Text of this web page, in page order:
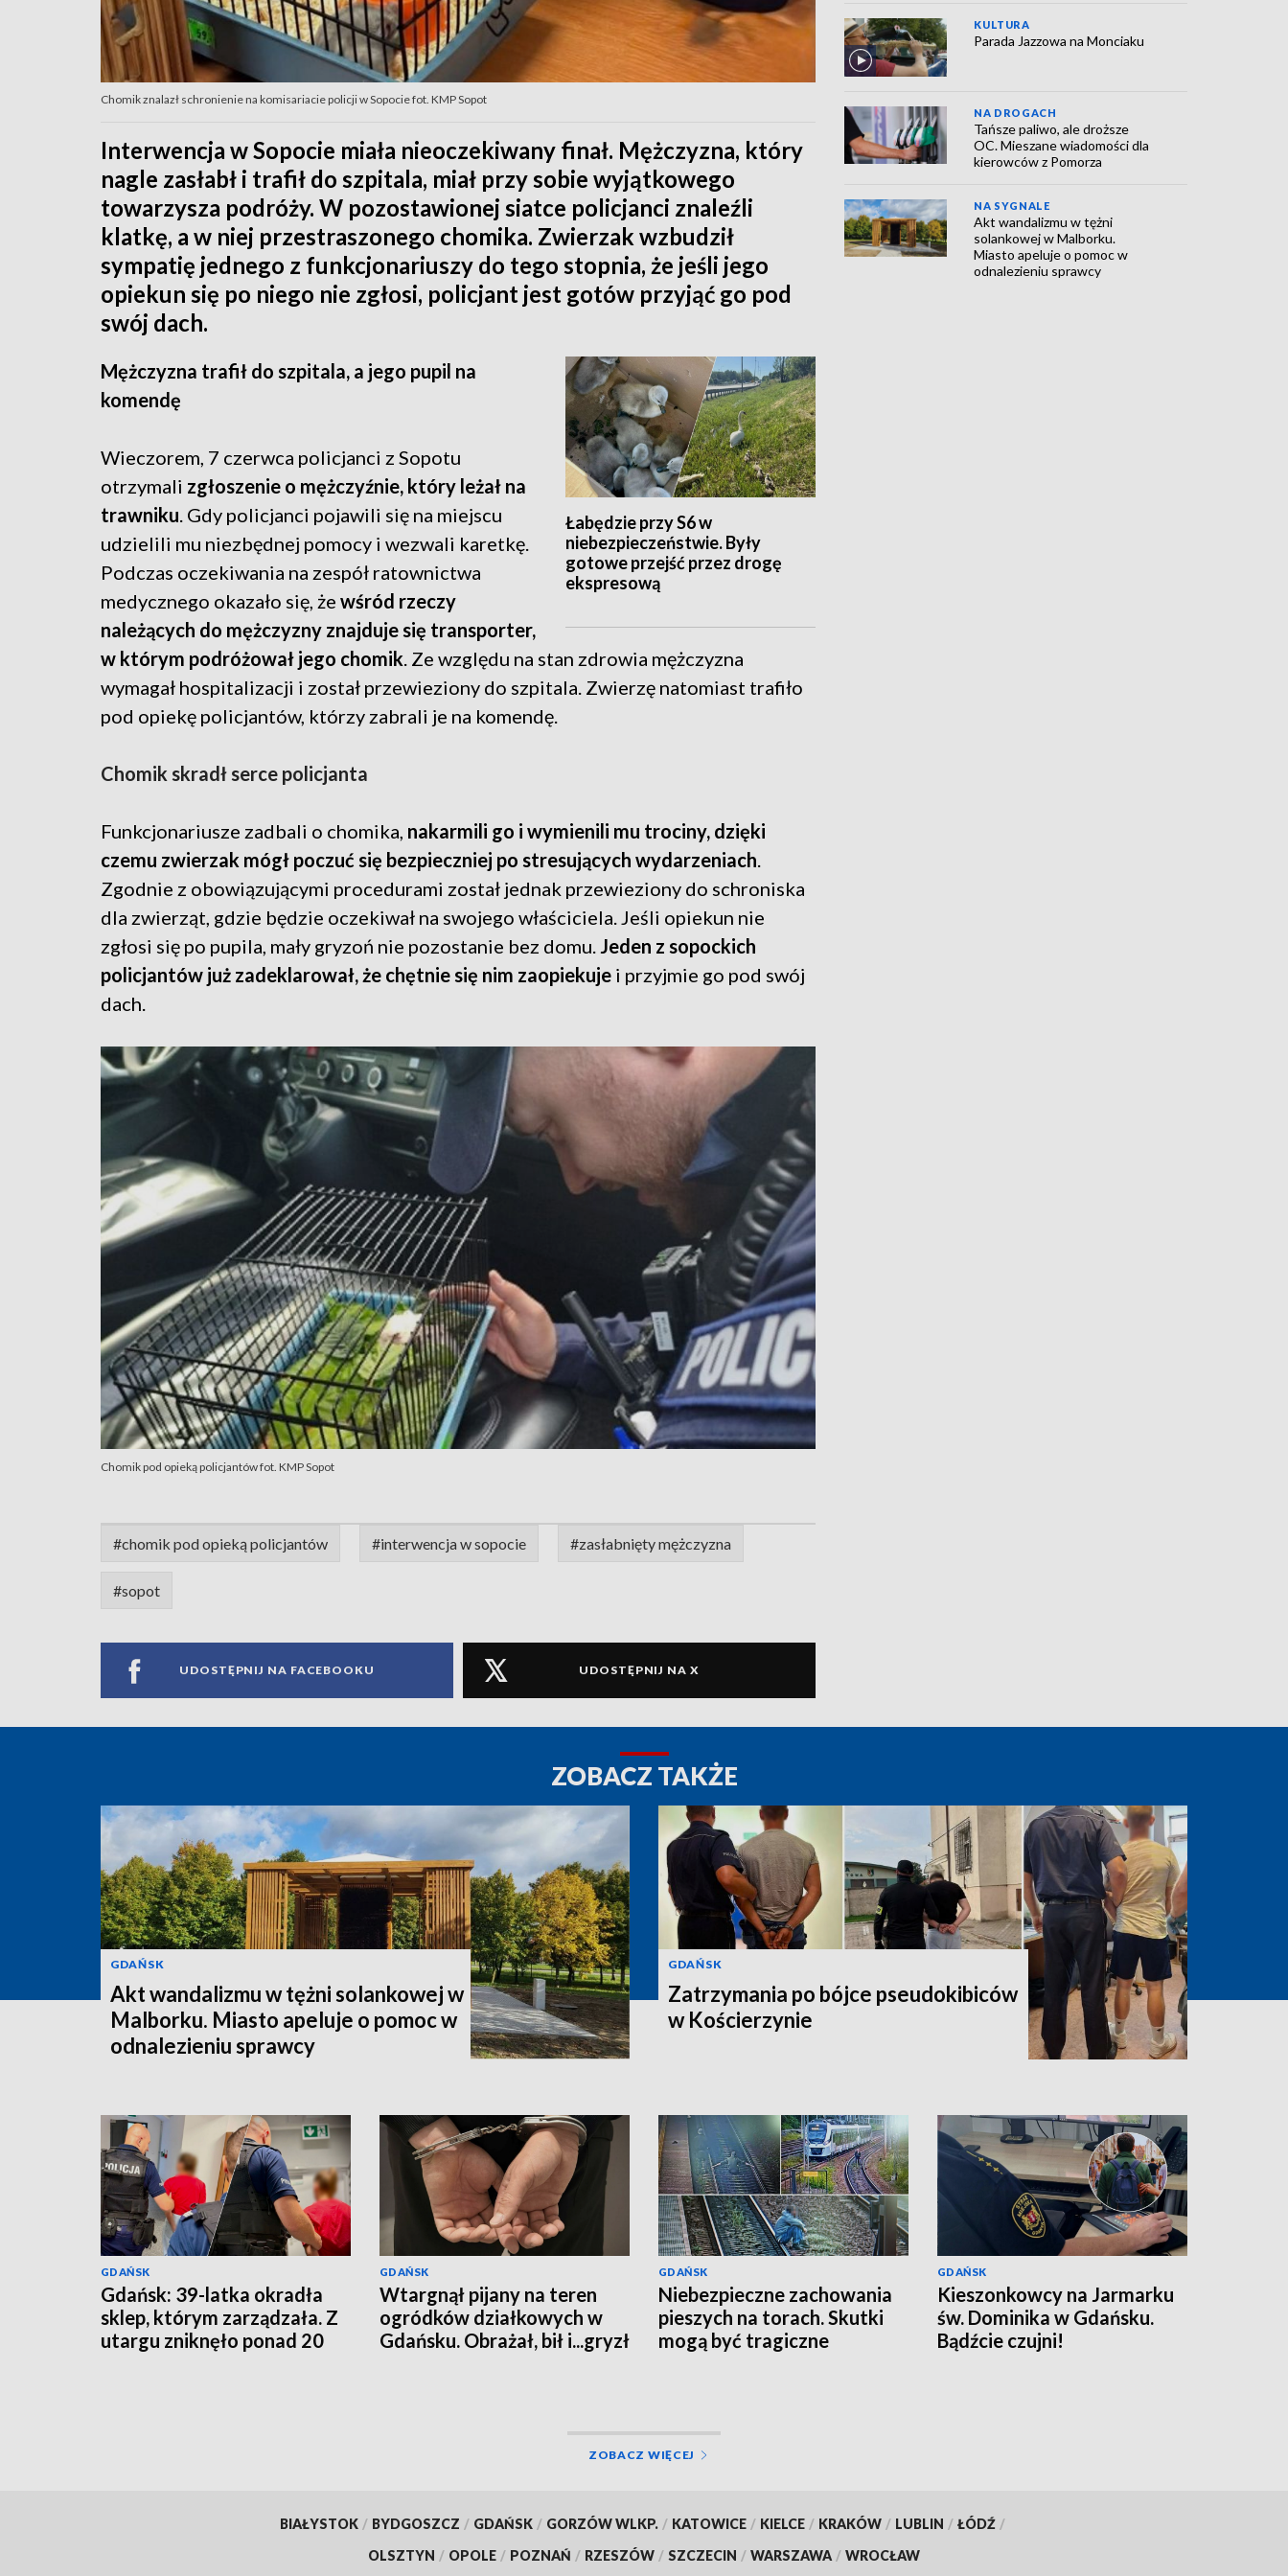
Chomik znalazł schronienie na komisariacie policji w Sopocie fot. KMP Sopot
Interwencja w Sopocie miała nieoczekiwany finał. Mężczyzna, który
nagle zasłabł i trafił do szpitala, miał przy sobie wyjątkowego
towarzysza podróży. W pozostawionej siatce policjanci znaleźli
klatkę, a w niej przestraszonego chomika. Zwierzak wzbudził
sympatię jednego z funkcjonariuszy do tego stopnia, że jeśli jego
opiekun się po niego nie zgłosi, policjant jest gotów przyjąć go pod
swój dach.
Łabędzie przy S6 w
niebezpieczeństwie. Były
gotowe przejść przez drogę
ekspresową
Mężczyzna trafił do szpitala, a jego pupil na
komendę
Wieczorem, 7 czerwca policjanci z Sopotu
otrzymali zgłoszenie o mężczyźnie, który leżał na
trawniku. Gdy policjanci pojawili się na miejscu
udzielili mu niezbędnej pomocy i wezwali karetkę.
Podczas oczekiwania na zespół ratownictwa
medycznego okazało się, że wśród rzeczy
należących do mężczyzny znajduje się transporter,
w którym podróżował jego chomik. Ze względu na stan zdrowia mężczyzna
wymagał hospitalizacji i został przewieziony do szpitala. Zwierzę natomiast trafiło
pod opiekę policjantów, którzy zabrali je na komendę.
Chomik skradł serce policjanta
Funkcjonariusze zadbali o chomika, nakarmili go i wymienili mu trociny, dzięki
czemu zwierzak mógł poczuć się bezpieczniej po stresujących wydarzeniach.
Zgodnie z obowiązującymi procedurami został jednak przewieziony do schroniska
dla zwierząt, gdzie będzie oczekiwał na swojego właściciela. Jeśli opiekun nie
zgłosi się po pupila, mały gryzoń nie pozostanie bez domu. Jeden z sopockich
policjantów już zadeklarował, że chętnie się nim zaopiekuje i przyjmie go pod swój
dach.
Chomik pod opieką policjantów fot. KMP Sopot
#chomik pod opieką policjantów #interwencja w sopocie #zasłabnięty mężczyzna
#sopot
UDOSTĘPNIJ NA FACEBOOKU UDOSTĘPNIJ NA X
KULTURA
Parada Jazzowa na Monciaku
NA DROGACH
Tańsze paliwo, ale droższe
OC. Mieszane wiadomości dla
kierowców z Pomorza
NA SYGNALE
Akt wandalizmu w tężni
solankowej w Malborku.
Miasto apeluje o pomoc w
odnalezieniu sprawcy
ZOBACZ TAKŻE
GDAŃSK
Akt wandalizmu w tężni solankowej w
Malborku. Miasto apeluje o pomoc w
odnalezieniu sprawcy
GDAŃSK
Zatrzymania po bójce pseudokibiców
w Kościerzynie
GDAŃSK
Gdańsk: 39-latka okradła
sklep, którym zarządzała. Z
utargu zniknęło ponad 20
GDAŃSK
Wtargnął pijany na teren
ogródków działkowych w
Gdańsku. Obrażał, bił i...gryzł
GDAŃSK
Niebezpieczne zachowania
pieszych na torach. Skutki
mogą być tragiczne
GDAŃSK
Kieszonkowcy na Jarmarku
św. Dominika w Gdańsku.
Bądźcie czujni!
ZOBACZ WIĘCEJ
BIAŁYSTOK / BYDGOSZCZ / GDAŃSK / GORZÓW WLKP. / KATOWICE / KIELCE / KRAKÓW / LUBLIN / ŁÓDŹ /
OLSZTYN / OPOLE / POZNAŃ / RZESZÓW / SZCZECIN / WARSZAWA / WROCŁAW